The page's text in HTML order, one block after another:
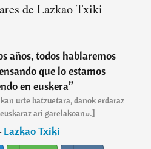
de Lazkao Txiki
años, todos hablaremos
que lo estamos
en euskera”
urte batzuetara, danok erdaraz
ari garelakoan».]
Lazkao Txiki